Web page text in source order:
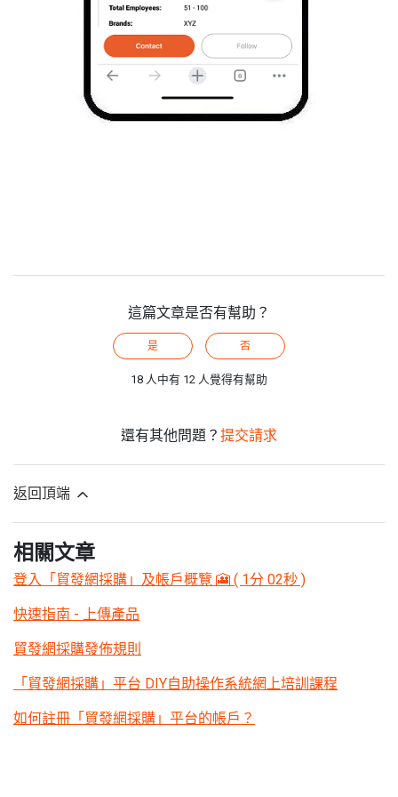
這篇文章是否有幫助？
是 否
18 人中有 12 人覺得有幫助
還有其他問題？ 提交請求
返回頂端
相關文章
登入「貿發網採購」及帳戶概覽 🎦 ( 1分 02秒 )
快速指南 - 上傳產品
貿發網採購發佈規則
「貿發網採購」平台 DIY自助操作系統網上培訓課程
如何註冊「貿發網採購」平台的帳戶？